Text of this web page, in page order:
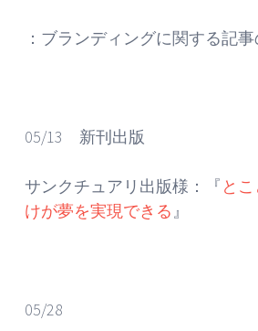
：ブランディングに関する記
05/13 新刊出版
サンクチュアリ出版様：『 と
けが夢を実現できる 』
05/28